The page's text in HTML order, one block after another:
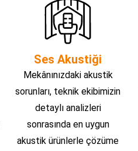
Ses Akustiği
Mekânınızdaki akustik
sorunları, teknik ekibimizin
detaylı analizleri
sonrasında en uygun
akustik ürünlerle çözüme